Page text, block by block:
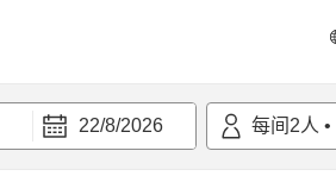
22/8/2026 每间 2人 •